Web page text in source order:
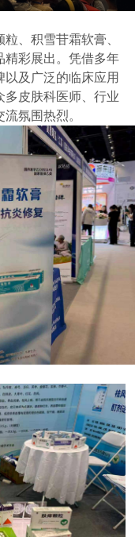
、积雪苷霜软膏、
精彩展出。凭借多年
及广泛的临床应用
多皮肤科医师、行业
氛围热烈。